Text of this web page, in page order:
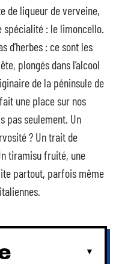
de liqueur de verveine,
spécialité : le limoncello.
d’herbes : ce sont les
plongés dans l’alcool
de la péninsule de
une place sur nos
pas seulement. Un
? Un trait de
tiramisu fruité, une
partout, parfois même